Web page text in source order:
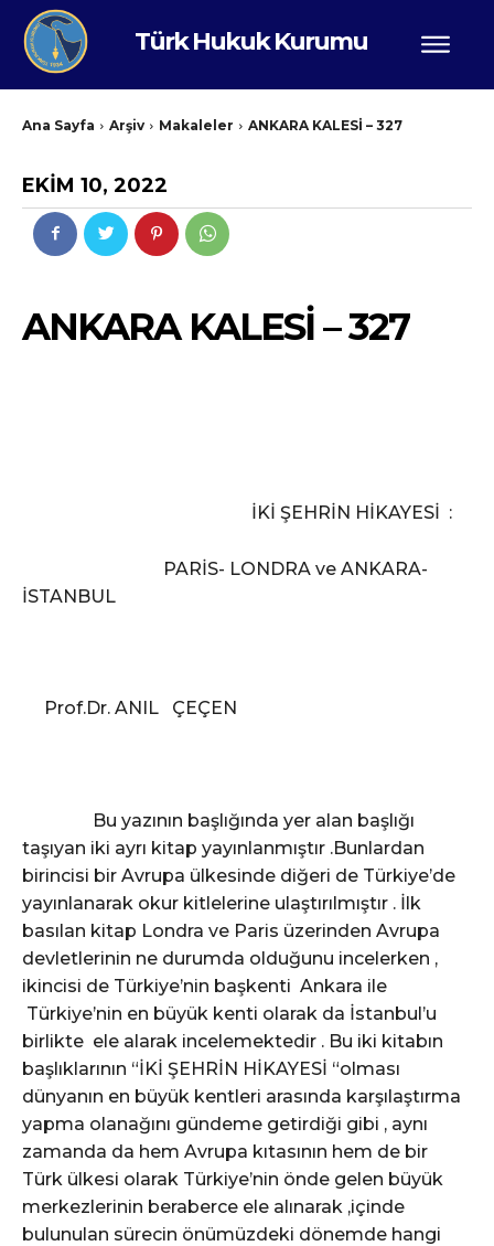
Türk Hukuk Kurumu
Ana Sayfa Arşiv Makaleler ANKARA KALESİ – 327
EKIM 10, 2022
ANKARA KALESİ – 327
İKİ ŞEHRİN HİKAYESİ :
PARİS- LONDRA ve ANKARA-
İSTANBUL
Prof.Dr. ANIL ÇEÇEN
Bu yazının başlığında yer alan başlığı
taşıyan iki ayrı kitap yayınlanmıştır .Bunlardan
birincisi bir Avrupa ülkesinde diğeri de Türkiye’de
yayınlanarak okur kitlelerine ulaştırılmıştır . İlk
basılan kitap Londra ve Paris üzerinden Avrupa
devletlerinin ne durumda olduğunu incelerken ,
ikincisi de Türkiye’nin başkenti Ankara ile
Türkiye’nin en büyük kenti olarak da İstanbul’u
birlikte ele alarak incelemektedir . Bu iki kitabın
başlıklarının “İKİ ŞEHRİN HİKAYESİ “olması
dünyanın en büyük kentleri arasında karşılaştırma
yapma olanağını gündeme getirdiği gibi , aynı
zamanda da hem Avrupa kıtasının hem de bir
Türk ülkesi olarak Türkiye’nin önde gelen büyük
merkezlerinin beraberce ele alınarak ,içinde
bulunulan sürecin önümüzdeki dönemde hangi